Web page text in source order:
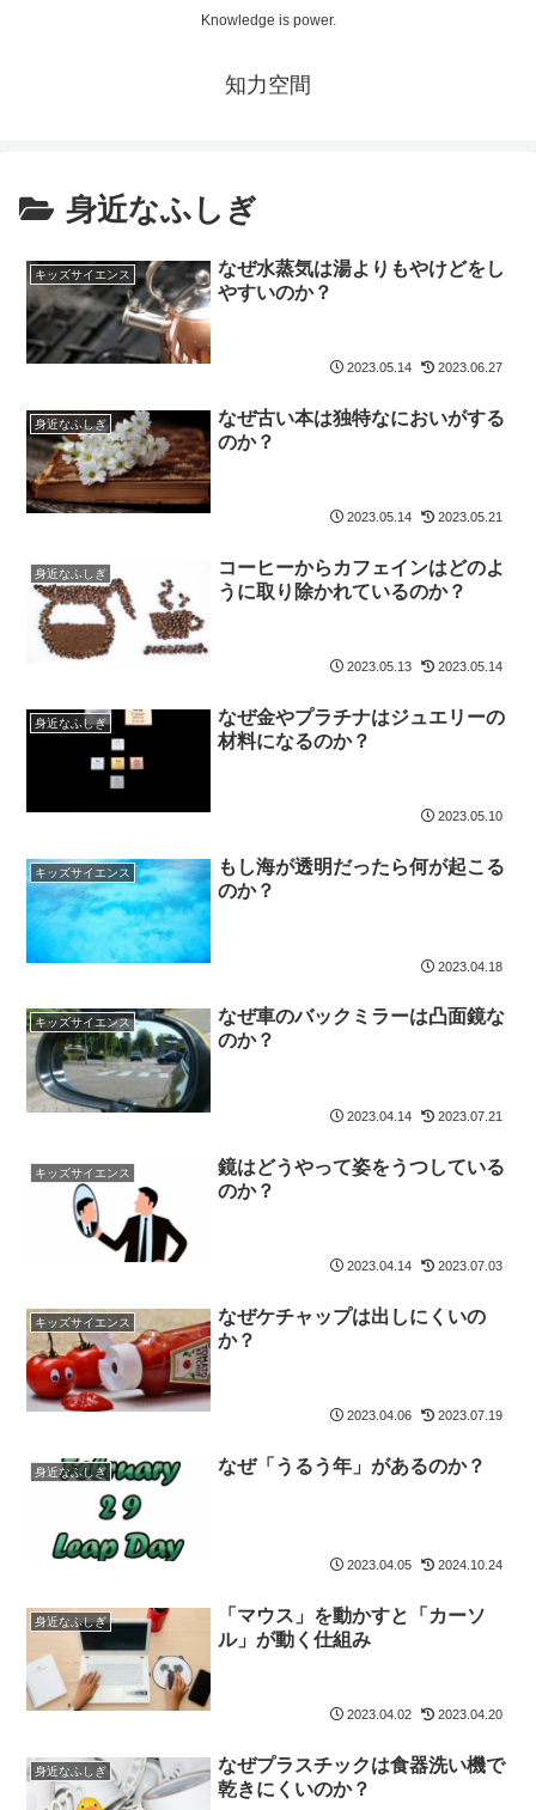
Knowledge is power.
知力空間
身近なふしぎ
キッズサイエンス
なぜ水蒸気は湯よりもやけどをし
やすいのか？
2023.05.14 2023.06.27
身近なふしぎ
なぜ古い本は独特なにおいがする
のか？
2023.05.14 2023.05.21
身近なふしぎ
コーヒーからカフェインはどのよ
うに取り除かれているのか？
2023.05.13 2023.05.14
身近なふしぎ
なぜ金やプラチナはジュエリーの
材料になるのか？
2023.05.10
キッズサイエンス
もし海が透明だったら何が起こる
のか？
2023.04.18
キッズサイエンス
なぜ車のバックミラーは凸面鏡な
のか？
2023.04.14 2023.07.21
キッズサイエンス
鏡はどうやって姿をうつしている
のか？
2023.04.14 2023.07.03
キッズサイエンス
なぜケチャップは出しにくいの
か？
2023.04.06 2023.07.19
身近なふしぎ なぜ「うるう年」があるのか？
2023.04.05 2024.10.24
身近なふしぎ
「マウス」を動かすと「カーソ
ル」が動く仕組み
2023.04.02 2023.04.20
身近なふしぎ
なぜプラスチックは食器洗い機で
乾きにくいのか？